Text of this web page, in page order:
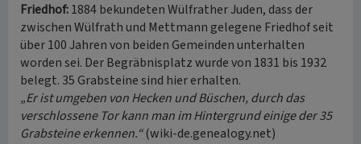
Friedhof:1884 bekundeten Wülfrather Juden, dass der
zwischen Wülfrath und Mettmann gelegene Friedhof seit
über 100 Jahren von beiden Gemeinden unterhalten
worden sei. Der Begräbnisplatz wurde von 1831 bis 1932
belegt. 35 Grabsteine sind hier erhalten.
„Er ist umgeben von Hecken und Büschen, durch das
verschlossene Tor kann man im Hintergrund einige der 35
Grabsteine erkennen.“(wiki-de.genealogy.net)